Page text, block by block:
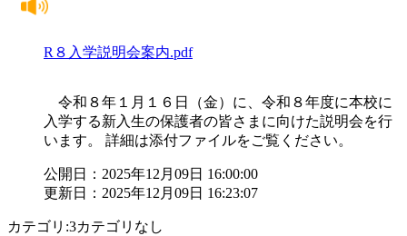
R８入学説明会案内.pdf
令和８年１月１６日（金）に、令和８年度に本校に
入学する新入生の保護者の皆さまに向けた説明会を行
います。 詳細は添付ファイルをご覧ください。
公開日：2025年12月09日 16:00:00
更新日：2025年12月09日 16:23:07
カテゴリ:3カテゴリなし